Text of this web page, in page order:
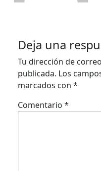
Deja una
Tu dirección de
publicada. Los
marcados con *
Comentario *